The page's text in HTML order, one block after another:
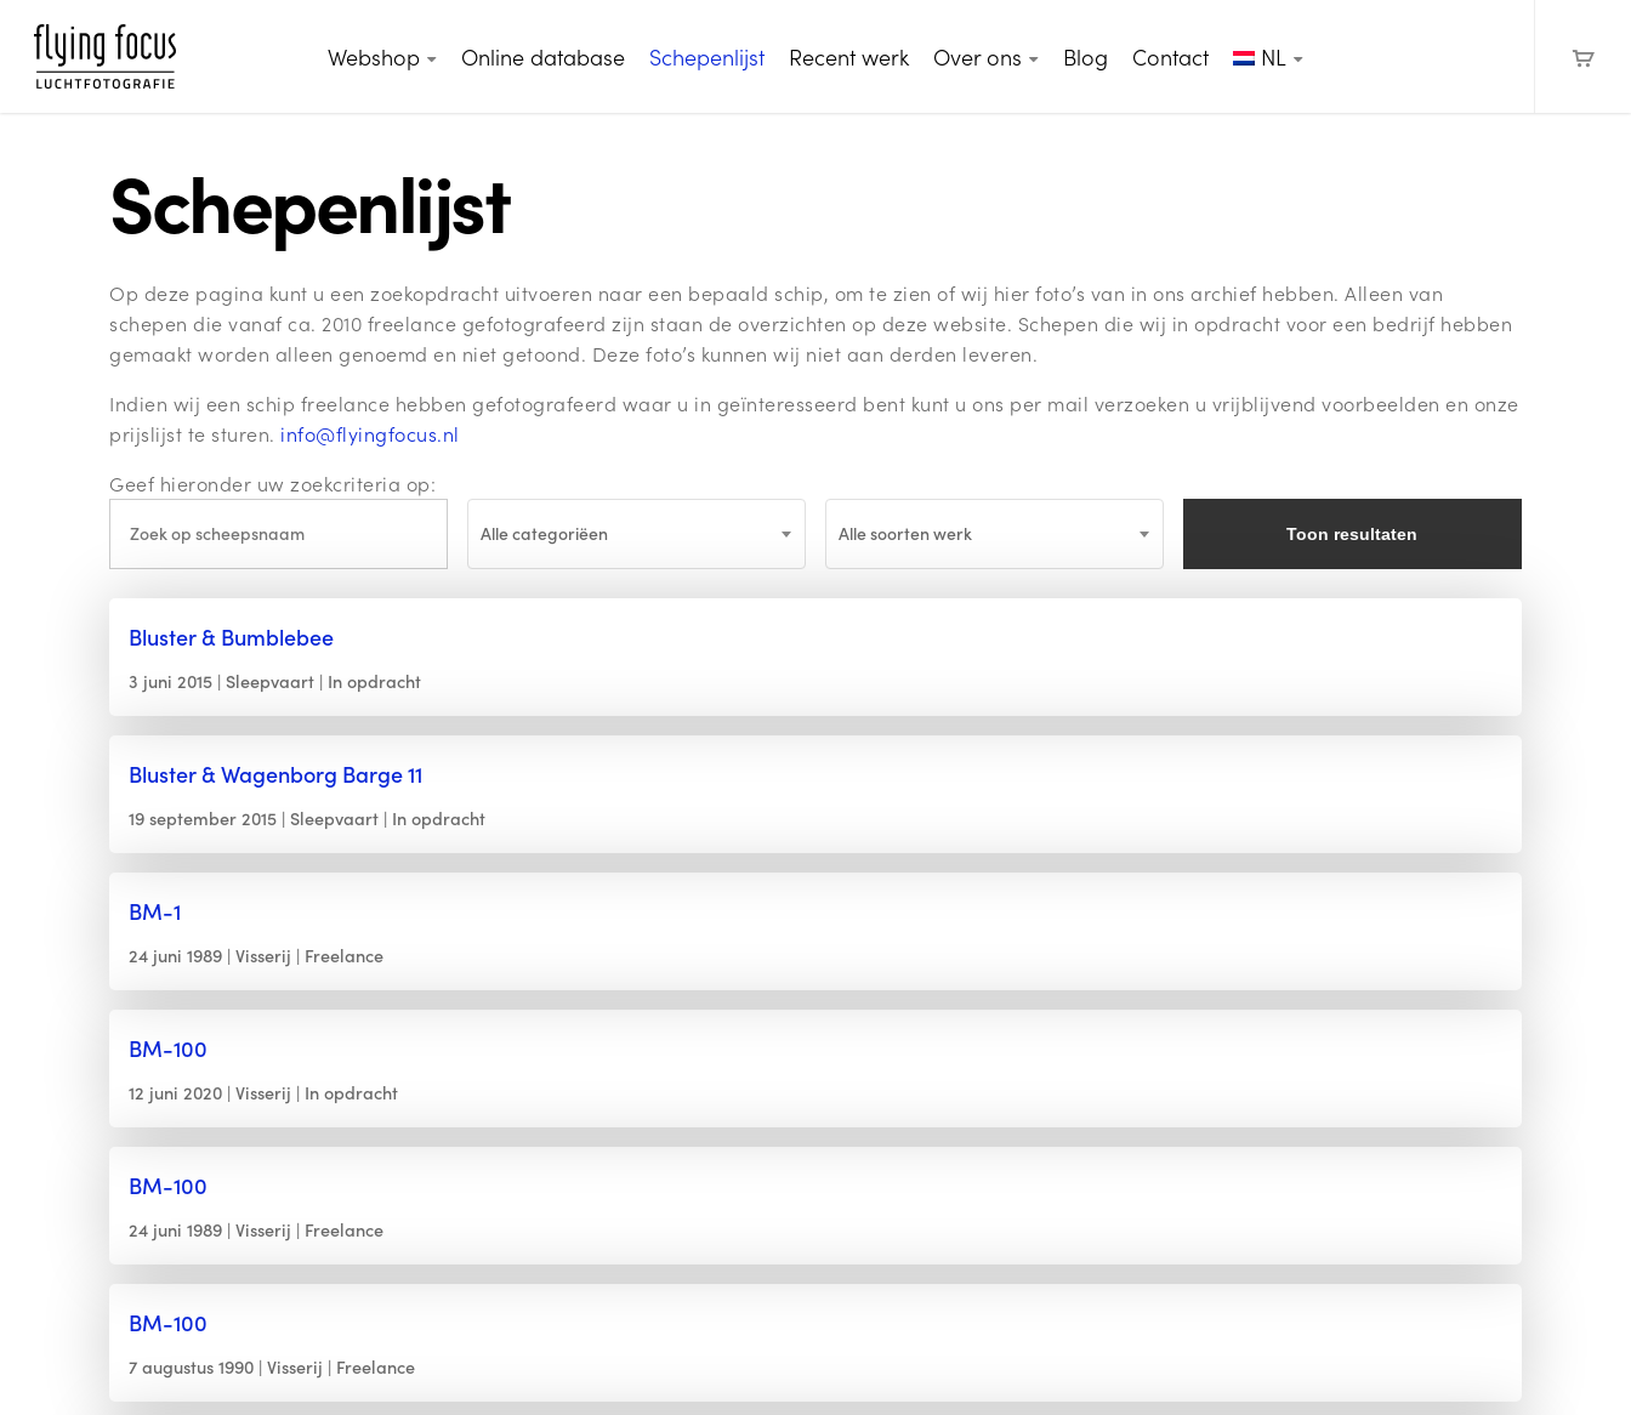
main
Webshop Online database Schepenlijst Recent werk Over ons Blog Contact NL
Schepenlijst
Op deze pagina kunt u een zoekopdracht uitvoeren naar een bepaald schip, om te zien of wij hier foto’s van in ons archief hebben. Alleen van
schepen die vanaf ca. 2010 freelance gefotografeerd zijn staan de overzichten op deze website. Schepen die wij in opdracht voor een bedrijf hebben
gemaakt worden alleen genoemd en niet getoond. Deze foto’s kunnen wij niet aan derden leveren.
Indien wij een schip freelance hebben gefotografeerd waar u in geïnteresseerd bent kunt u ons per mail verzoeken u vrijblijvend voorbeelden en onze
prijslijst te sturen. info@flyingfocus.nl
Geef hieronder uw zoekcriteria op:
Alle categoriëen Alle soorten werk Toon resultaten
Bluster & Bumblebee
3 juni 2015 Sleepvaart In opdracht
Bluster & Wagenborg Barge 11
19 september 2015 Sleepvaart In opdracht
BM-1
24 juni 1989 Visserij Freelance
BM-100
12 juni 2020 Visserij In opdracht
BM-100
24 juni 1989 Visserij Freelance
BM-100
7 augustus 1990 Visserij Freelance